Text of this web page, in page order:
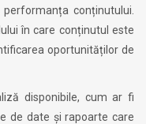
conținutului.
în care conținutul este
oportunităților de
disponibile, cum ar fi
de date și rapoarte care